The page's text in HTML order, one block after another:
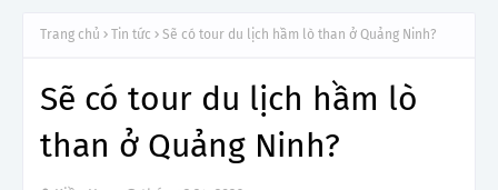
Trang chủ Tin tức Sẽ có tour du lịch hầm lò than ở Quảng Ninh?
Sẽ có tour du lịch hầm lò
than ở Quảng Ninh?